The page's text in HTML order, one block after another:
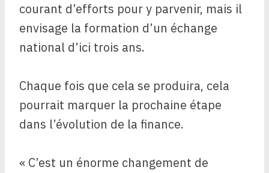
courant d’efforts pour y parvenir, mais il
envisage la formation d’un échange
national d’ici trois ans.
Chaque fois que cela se produira, cela
pourrait marquer la prochaine étape
dans l’évolution de la finance.
« C’est un énorme changement de